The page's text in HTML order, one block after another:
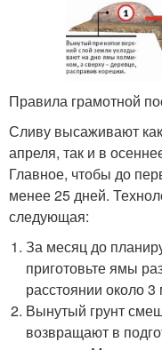
Правила грамотной
Сливу высаживают
апреля, так и в
Главное, чтобы до
менее 25 дней.
следующая:
За месяц до
приготовьте ямы
расстоянии около 3
Вынутый грунт
возвращают в